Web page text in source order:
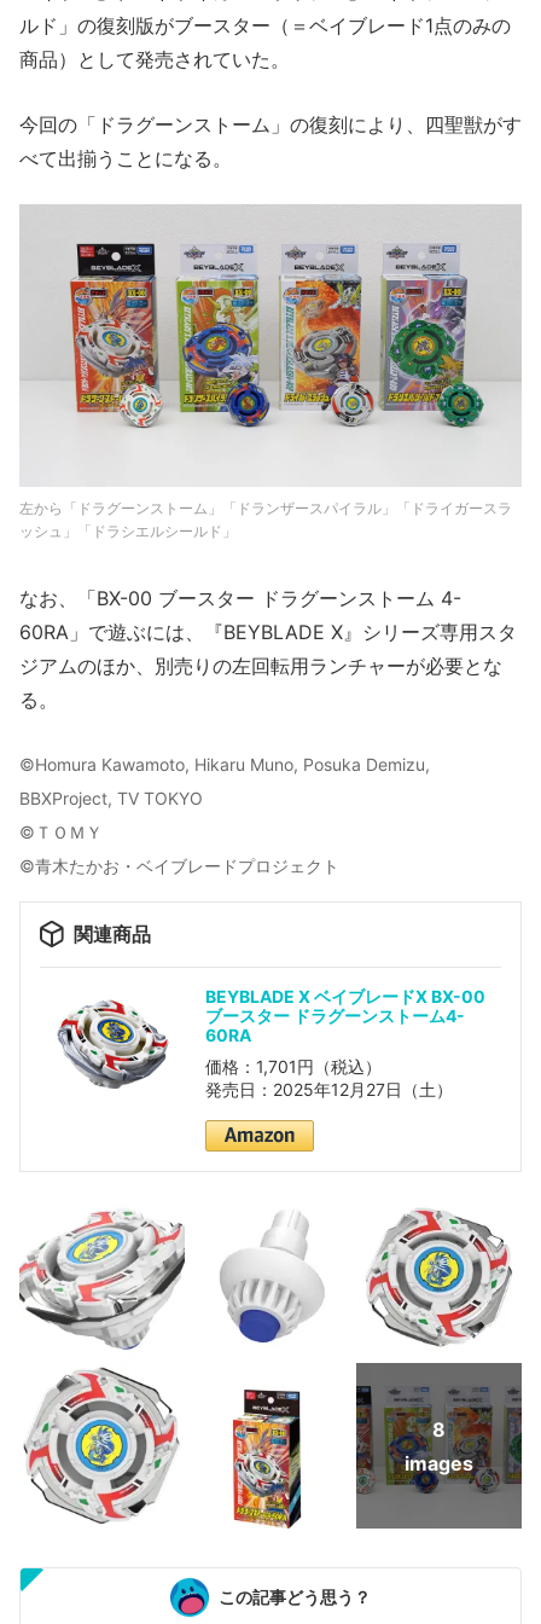
ルド」の復刻版がブースター（＝ベイブレード1点のみの
商品）として発売されていた。
今回の「ドラグーンストーム」の復刻により、四聖獣がす
べて出揃うことになる。
左から「ドラグーンストーム」「ドランザースパイラル」「ドライガースラ
ッシュ」「ドラシエルシールド」
なお、「BX-00 ブースター ドラグーンストーム 4-
60RA」で遊ぶには、『BEYBLADE X』シリーズ専用スタ
ジアムのほか、別売りの左回転用ランチャーが必要とな
る。
©Homura Kawamoto, Hikaru Muno, Posuka Demizu,
BBXProject, TV TOKYO
©ＴＯＭＹ
©青木たかお・ベイブレードプロジェクト
関連商品
BEYBLADE X ベイブレードX BX-00
ブースター ドラグーンストーム4-
60RA
価格：1,701円（税込）
発売日：2025年12月27日（土）
8
images
この記事どう思う？